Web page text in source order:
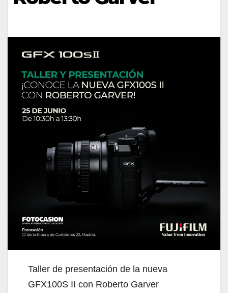
Taller de presentación de la nueva
GFX100S II con Roberto Garver